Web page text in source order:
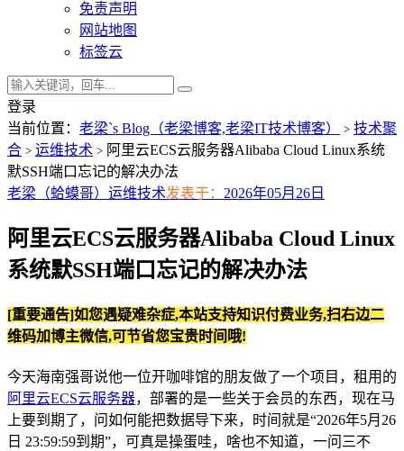
免责声明
网站地图
标签云
登录
当前位置： 老梁`s Blog（老梁博客,老梁IT技术博客） > 技术聚
合 > 运维技术 > 阿里云ECS云服务器Alibaba Cloud Linux系统
默SSH端口忘记的解决办法
老梁（蛤蟆哥） 运维技术发表于： 2026年05月26日
阿里云ECS云服务器Alibaba Cloud Linux
系统默SSH端口忘记的解决办法
[重要通告]如您遇疑难杂症,本站支持知识付费业务,扫右边二
维码加博主微信,可节省您宝贵时间哦!
今天海南强哥说他一位开咖啡馆的朋友做了一个项目，租用的
阿里云ECS云服务器，部署的是一些关于会员的东西，现在马
上要到期了，问如何能把数据导下来，时间就是“2026年5月26
日 23:59:59到期”，可真是操蛋哇，啥也不知道，一问三不